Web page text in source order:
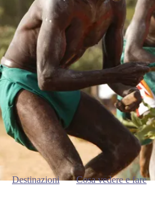
più
popolari
Outback
e
attività
all'aperto
Esplora
Karlu/Devils
Marbles
Maguk
Nazionale
West
MacDonnell
Cosa
fare
Tipo
di
Le
esperienze
migliori
Pianifica
il
viaggio
prenota
pratiche
Strumenti
per
pianificare
il
Festival e
Destinazioni Cosa vedere e fare